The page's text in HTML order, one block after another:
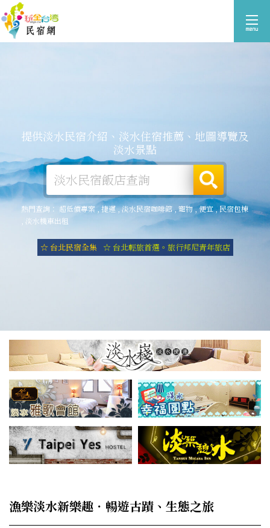
提供淡水民宿介紹、淡水住宿推薦、地圖導覽及
淡水景點
熱門查詢： 超低價專案 捷運,淡水民宿咖啡館,寵物,便宜,民宿包棟
淡水機車出租
☆ 台北民宿全集 ☆ 台北輕旅首選。旅行邦尼青年旅店
漁樂淡水新樂趣．暢遊古蹟、生態之旅